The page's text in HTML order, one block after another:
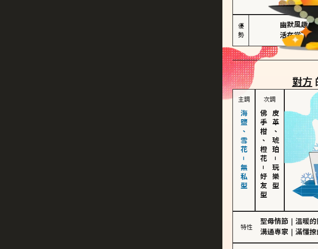
的人總能帶
優
勢
幽默風趣
活在當下
對方
主調
海鹽、雪花－無私型
次調
佛手柑、橙花
－
好友型
皮革、琥珀
－
玩樂型
特性
聖母情節 溫暖的
溝通專家
滿懂撩